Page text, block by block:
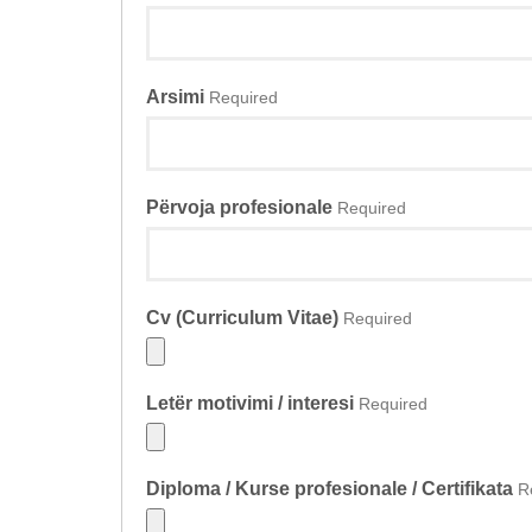
Arsimi Required
Përvoja profesionale Required
Cv (Curriculum Vitae) Required
Letër motivimi / interesi Required
Diploma / Kurse profesionale / Certifikata